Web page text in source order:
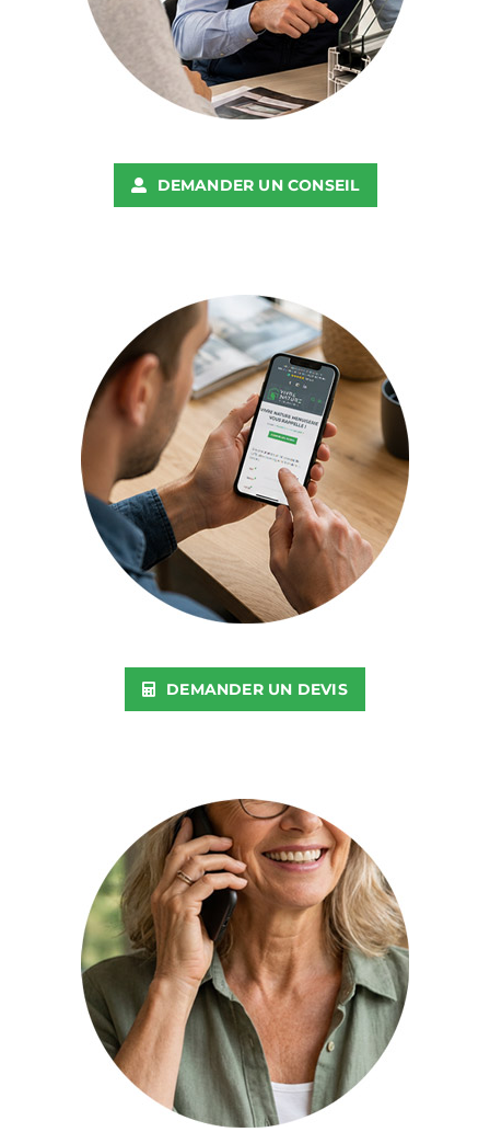
DEMANDER UN CONSEIL
DEMANDER UN DEVIS